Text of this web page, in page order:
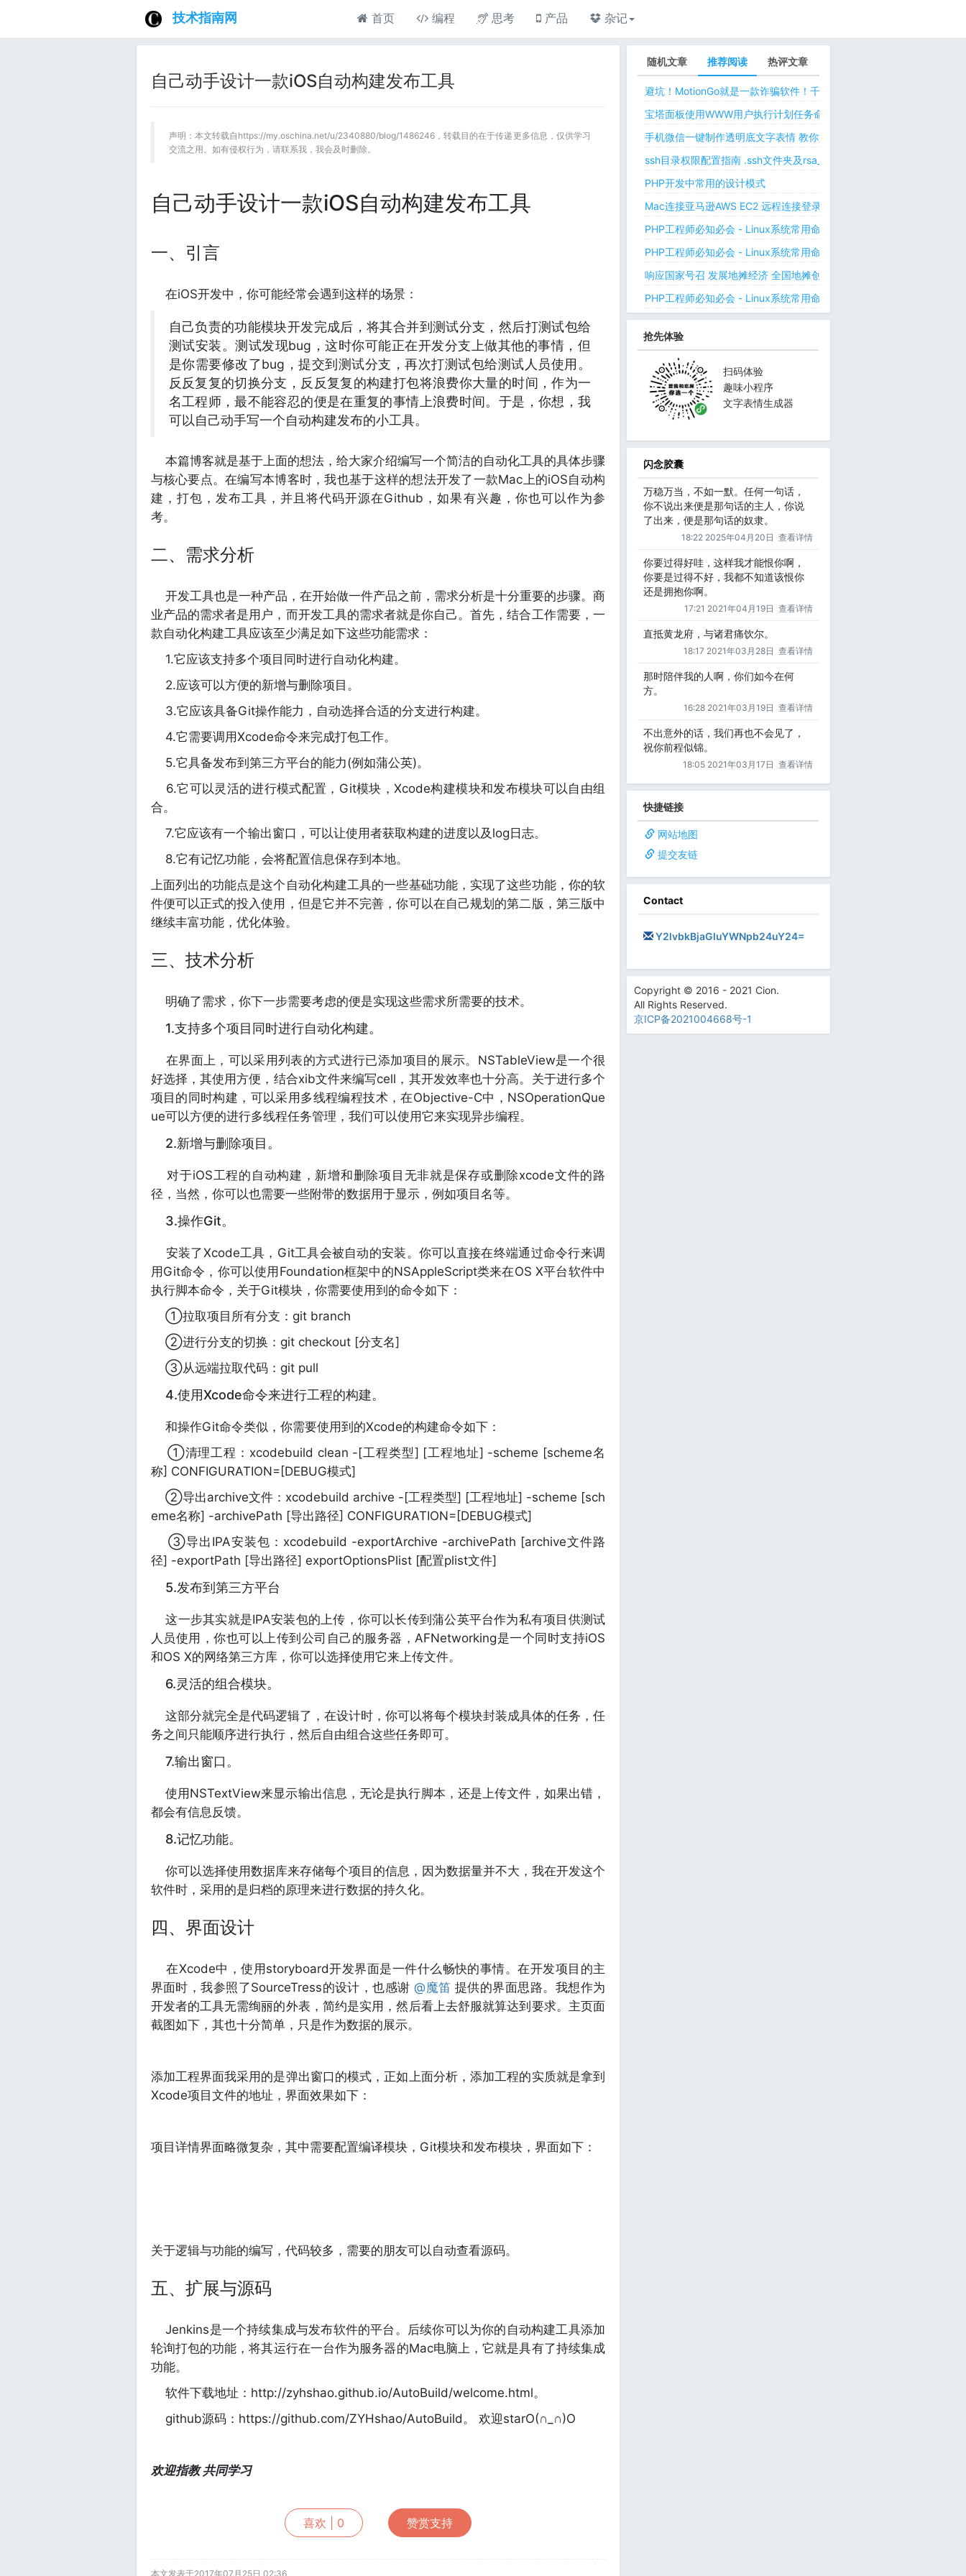
技术指南网 首页 编程 思考 产品 杂记
自己动手设计一款iOS自动构建发布工具
声明：本文转载自https://my.oschina.net/u/2340880/blog/1486246，转载目的在于传递更多信息，仅供学习
交流之用。如有侵权行为，请联系我，我会及时删除。
自己动手设计一款iOS自动构建发布工具
一、引言
在iOS开发中，你可能经常会遇到这样的场景：
自己负责的功能模块开发完成后，将其合并到测试分支，然后打测试包给
测试安装。测试发现bug，这时你可能正在开发分支上做其他的事情，但
是你需要修改了bug，提交到测试分支，再次打测试包给测试人员使用。
反反复复的切换分支，反反复复的构建打包将浪费你大量的时间，作为一
名工程师，最不能容忍的便是在重复的事情上浪费时间。于是，你想，我
可以自己动手写一个自动构建发布的小工具。
本篇博客就是基于上面的想法，给大家介绍编写一个简洁的自动化工具的具体步骤
与核心要点。在编写本博客时，我也基于这样的想法开发了一款Mac上的iOS自动构
建，打包，发布工具，并且将代码开源在Github，如果有兴趣，你也可以作为参
考。
二、需求分析
开发工具也是一种产品，在开始做一件产品之前，需求分析是十分重要的步骤。商
业产品的需求者是用户，而开发工具的需求者就是你自己。首先，结合工作需要，一
款自动化构建工具应该至少满足如下这些功能需求：
1.它应该支持多个项目同时进行自动化构建。
2.应该可以方便的新增与删除项目。
3.它应该具备Git操作能力，自动选择合适的分支进行构建。
4.它需要调用Xcode命令来完成打包工作。
5.它具备发布到第三方平台的能力(例如蒲公英)。
6.它可以灵活的进行模式配置，Git模块，Xcode构建模块和发布模块可以自由组
合。
7.它应该有一个输出窗口，可以让使用者获取构建的进度以及log日志。
8.它有记忆功能，会将配置信息保存到本地。
上面列出的功能点是这个自动化构建工具的一些基础功能，实现了这些功能，你的软
件便可以正式的投入使用，但是它并不完善，你可以在自己规划的第二版，第三版中
继续丰富功能，优化体验。
三、技术分析
明确了需求，你下一步需要考虑的便是实现这些需求所需要的技术。
1.支持多个项目同时进行自动化构建。
在界面上，可以采用列表的方式进行已添加项目的展示。NSTableView是一个很
好选择，其使用方便，结合xib文件来编写cell，其开发效率也十分高。关于进行多个
项目的同时构建，可以采用多线程编程技术，在Objective-C中，NSOperationQue
ue可以方便的进行多线程任务管理，我们可以使用它来实现异步编程。
2.新增与删除项目。
对于iOS工程的自动构建，新增和删除项目无非就是保存或删除xcode文件的路
径，当然，你可以也需要一些附带的数据用于显示，例如项目名等。
3.操作Git。
安装了Xcode工具，Git工具会被自动的安装。你可以直接在终端通过命令行来调
用Git命令，你可以使用Foundation框架中的NSAppleScript类来在OS X平台软件中
执行脚本命令，关于Git模块，你需要使用到的命令如下：
①拉取项目所有分支：git branch
②进行分支的切换：git checkout [分支名]
③从远端拉取代码：git pull
4.使用Xcode命令来进行工程的构建。
和操作Git命令类似，你需要使用到的Xcode的构建命令如下：
①清理工程：xcodebuild clean -[工程类型] [工程地址] -scheme [scheme名
称] CONFIGURATION=[DEBUG模式]
②导出archive文件：xcodebuild archive -[工程类型] [工程地址] -scheme [sch
eme名称] -archivePath [导出路径] CONFIGURATION=[DEBUG模式]
③导出IPA安装包：xcodebuild -exportArchive -archivePath [archive文件路
径] -exportPath [导出路径] exportOptionsPlist [配置plist文件]
5.发布到第三方平台
这一步其实就是IPA安装包的上传，你可以长传到蒲公英平台作为私有项目供测试
人员使用，你也可以上传到公司自己的服务器，AFNetworking是一个同时支持iOS
和OS X的网络第三方库，你可以选择使用它来上传文件。
6.灵活的组合模块。
这部分就完全是代码逻辑了，在设计时，你可以将每个模块封装成具体的任务，任
务之间只能顺序进行执行，然后自由组合这些任务即可。
7.输出窗口。
使用NSTextView来显示输出信息，无论是执行脚本，还是上传文件，如果出错，
都会有信息反馈。
8.记忆功能。
你可以选择使用数据库来存储每个项目的信息，因为数据量并不大，我在开发这个
软件时，采用的是归档的原理来进行数据的持久化。
四、界面设计
在Xcode中，使用storyboard开发界面是一件什么畅快的事情。在开发项目的主
界面时，我参照了SourceTress的设计，也感谢@魔笛 提供的界面思路。我想作为
开发者的工具无需绚丽的外表，简约是实用，然后看上去舒服就算达到要求。主页面
截图如下，其也十分简单，只是作为数据的展示。
添加工程界面我采用的是弹出窗口的模式，正如上面分析，添加工程的实质就是拿到
Xcode项目文件的地址，界面效果如下：
项目详情界面略微复杂，其中需要配置编译模块，Git模块和发布模块，界面如下：
关于逻辑与功能的编写，代码较多，需要的朋友可以自动查看源码。
五、扩展与源码
Jenkins是一个持续集成与发布软件的平台。后续你可以为你的自动构建工具添加
轮询打包的功能，将其运行在一台作为服务器的Mac电脑上，它就是具有了持续集成
功能。
软件下载地址：http://zyhshao.github.io/AutoBuild/welcome.html。
github源码：https://github.com/ZYHshao/AutoBuild。 欢迎starO(∩_∩)O
欢迎指教 共同学习
喜欢 | 0 赞赏支持
本文发表于2017年07月25日 02:36
随机文章 推荐阅读 热评文章
避坑！MotionGo就是一款诈骗软件！千万不要用ChatPPT，浪费时间！
宝塔面板使用WWW用户执行计划任务命令 解决laravel日志权限问题 宝
手机微信一键制作透明底文字表情 教你如何让微信表情包背景为透明
ssh目录权限配置指南 .ssh文件夹及rsa_id.pub等文件正确权限规则
PHP开发中常用的设计模式
Mac连接亚马逊AWS EC2 远程连接登录不上去 有pem私钥文件依然要
PHP工程师必知必会 - Linux系统常用命令 - Linux中的网络管理命令（
PHP工程师必知必会 - Linux系统常用命令 - Linux中的网络管理命令（
响应国家号召 发展地摊经济 全国地摊创业经验微信交流群
PHP工程师必知必会 - Linux系统常用命令 - Linux 用户和用户组管理
抢先体验
扫码体验
趣味小程序
文字表情生成器
闪念胶囊
万稳万当，不如一默。任何一句话，
你不说出来便是那句话的主人，你说
了出来，便是那句话的奴隶。
18:22 2025年04月20日 查看详情
你要过得好哇，这样我才能恨你啊，
你要是过得不好，我都不知道该恨你
还是拥抱你啊。
17:21 2021年04月19日 查看详情
直抵黄龙府，与诸君痛饮尔。
18:17 2021年03月28日 查看详情
那时陪伴我的人啊，你们如今在何
方。
16:28 2021年03月19日 查看详情
不出意外的话，我们再也不会见了，
祝你前程似锦。
18:05 2021年03月17日 查看详情
快捷链接
网站地图
提交友链
Contact
Y2lvbkBjaGluYWNpb24uY24=
Copyright © 2016 - 2021 Cion.
All Rights Reserved.
京ICP备2021004668号-1